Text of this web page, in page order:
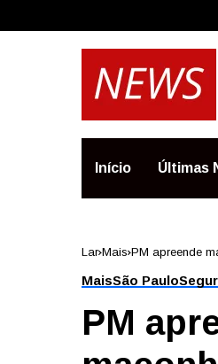
Início Últimas
Lar Mais PM apreende
MaisSão Paulo
PM